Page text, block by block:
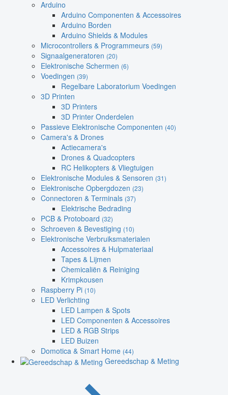
Arduino
Arduino Componenten & Accessoires
Arduino Borden
Arduino Shields & Modules
Microcontrollers & Programmeurs (59)
Signaalgeneratoren (20)
Elektronische Schermen (6)
Voedingen (39)
Regelbare Laboratorium Voedingen
3D Printen
3D Printers
3D Printer Onderdelen
Passieve Elektronische Componenten (40)
Camera's & Drones
Actiecamera's
Drones & Quadcopters
RC Helikopters & Vliegtuigen
Elektronische Modules & Sensoren (31)
Elektronische Opbergdozen (23)
Connectoren & Terminals (37)
Elektrische Bedrading
PCB & Protoboard (32)
Schroeven & Bevestiging (10)
Elektronische Verbruiksmaterialen
Accessoires & Hulpmateriaal
Tapes & Lijmen
Chemicaliën & Reiniging
Krimpkousen
Raspberry Pi (10)
LED Verlichting
LED Lampen & Spots
LED Componenten & Accessoires
LED & RGB Strips
LED Buizen
Domotica & Smart Home (44)
Gereedschap & Meting